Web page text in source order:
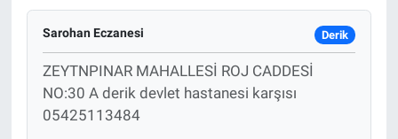
Sarohan Eczanesi Derik
ZEYTNPINAR MAHALLESİ ROJ CADDESİ
NO:30 A derik devlet hastanesi karşısı
05425113484